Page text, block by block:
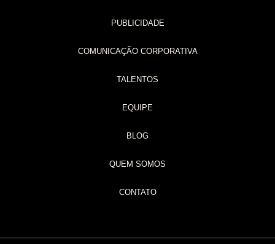
PUBLICIDADE
COMUNICAÇÃO CORPORATIVA
TALENTOS
EQUIPE
BLOG
QUEM SOMOS
CONTATO